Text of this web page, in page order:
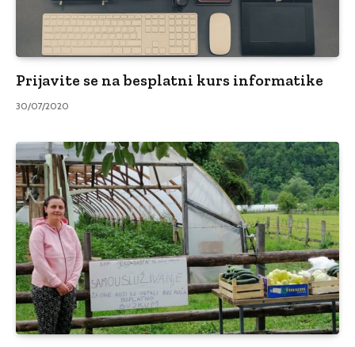
Prijavite se na besplatni kurs informatike
30/07/2020